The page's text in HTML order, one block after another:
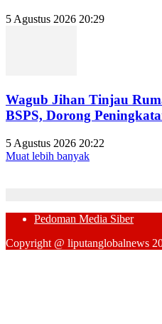
5 Agustus 2026 20:29
Wagub Jihan Tinjau
BSPS, Dorong
5 Agustus 2026 20:22
Muat lebih banyak
Pedoman Media Siber
Copyright @ liputanglobalnews